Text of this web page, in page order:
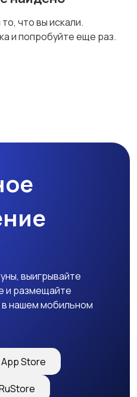
Начало карьеры
что вы искали.
и попробуйте еще раз.
выигрывайте
и размещайте
нашем мобильном
App Store